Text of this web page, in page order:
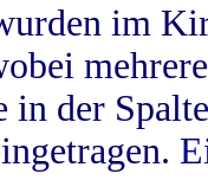
im
in der